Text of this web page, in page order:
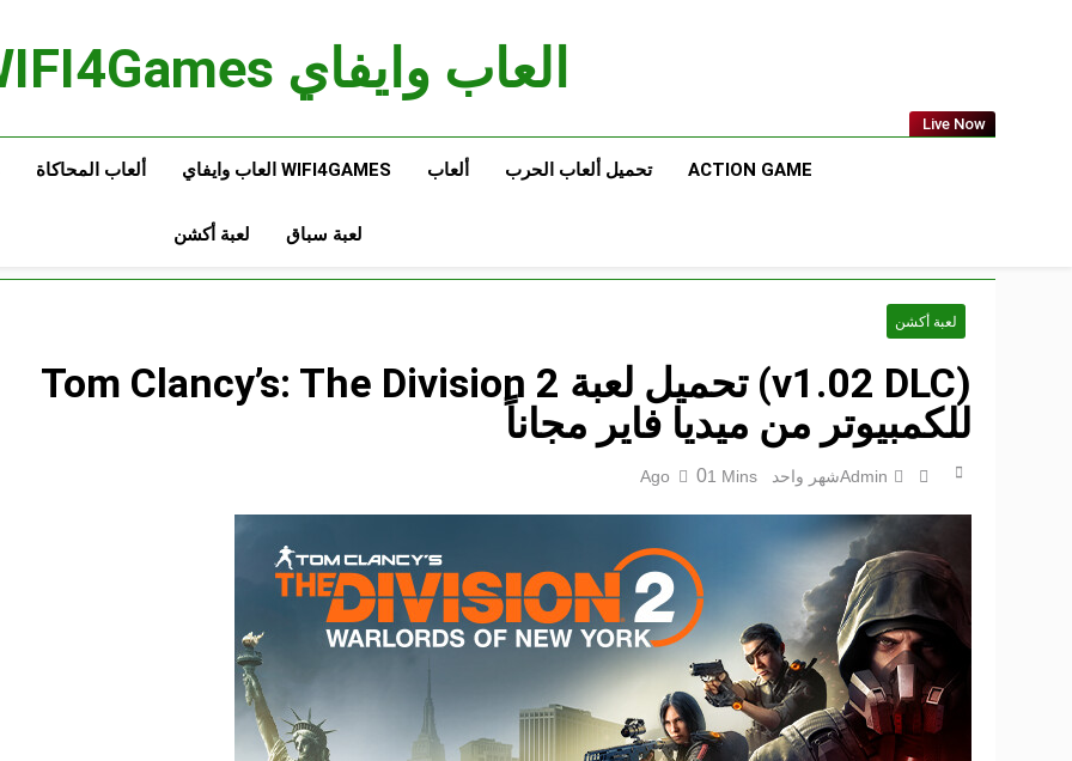
العاب وايفاي WIFI4Games
Live Now
ACTION GAME تحميل ألعاب الحرب ألعاب WIFI4GAMES العاب وايفاي ألعاب المحاكاة
لعبة سباق لعبة أكشن
لعبة أكشن
(v1.02 DLC) تحميل لعبة Tom Clancy’s: The Division 2
للكمبيوتر من ميديا فاير مجاناً
Adminشهر واحد Ago 01 Mins